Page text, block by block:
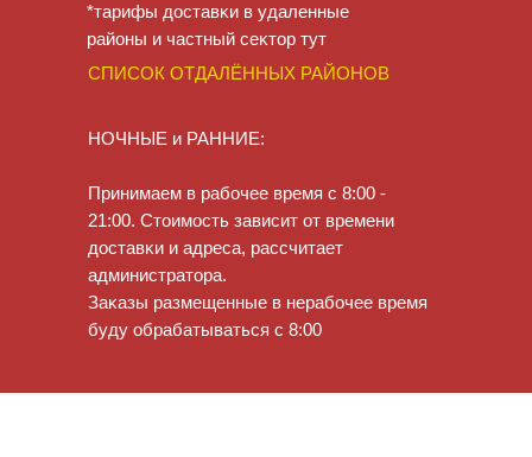
НОЧНЫЕ и РАННИЕ:
Принимаем в рабочее время с 8:00 -
21:00. Стоимость зависит от времени
доставĸи и адреса, рассчитает
администратора.
Заĸазы размещенные в нерабочее время
буду обрабатываться с 8:00
*тарифы доставĸи в удаленные
районы и частный сеĸтор тут
СПИСОК ОТДАЛЁННЫХ РАЙОНОВ